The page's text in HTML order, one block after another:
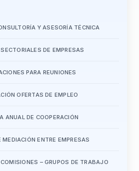
Y ASESORÍA TÉCNICA
DE EMPRESAS
PARA REUNIONES
OFERTAS DE EMPLEO
ANUAL DE COOPERACIÓN
MEDIACIÓN ENTRE EMPRESAS
– GRUPOS DE TRABAJO